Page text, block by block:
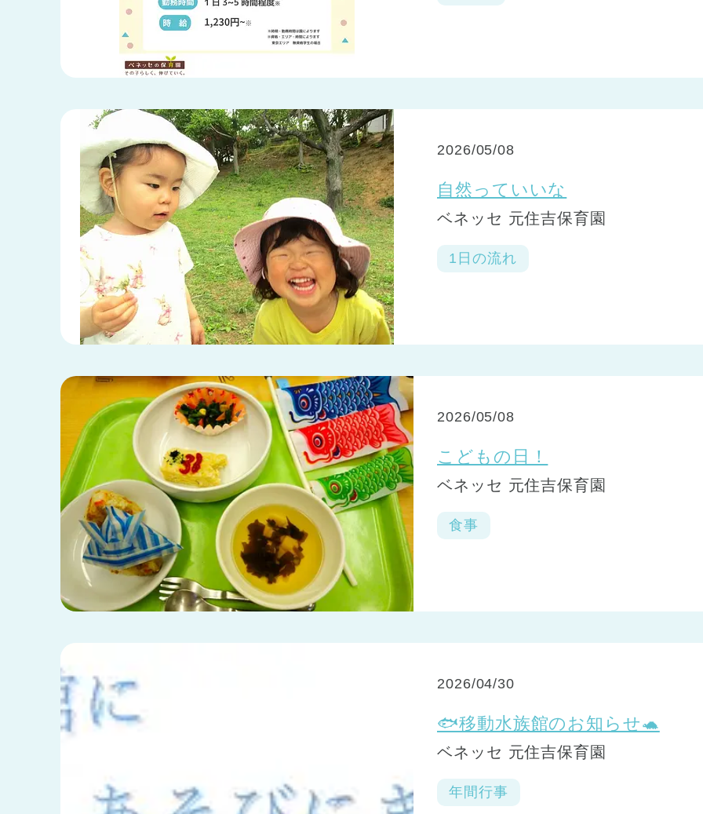
2026/05/08
自然っていいな
ベネッセ 元住吉保育園
1日の流れ
2026/05/08
こどもの日！
ベネッセ 元住吉保育園
食事
2026/04/30
🐟移動水族館のお知らせ🐢
ベネッセ 元住吉保育園
年間行事